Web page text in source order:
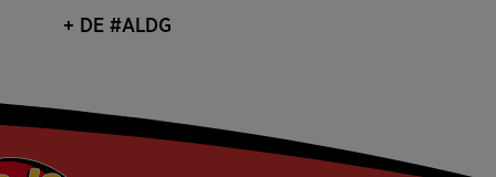
+ DE #ALDG